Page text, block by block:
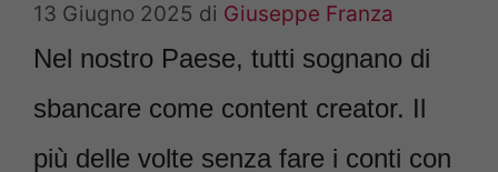
13 Giugno 2025 di Giuseppe Franza
Nel nostro Paese, tutti sognano di
sbancare come content creator. Il
più delle volte senza fare i conti con